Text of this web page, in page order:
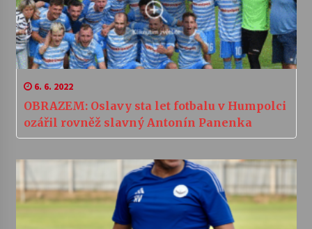
6. 6. 2022
OBRAZEM: Oslavy sta let fotbalu v Humpolci
ozářil rovněž slavný Antonín Panenka